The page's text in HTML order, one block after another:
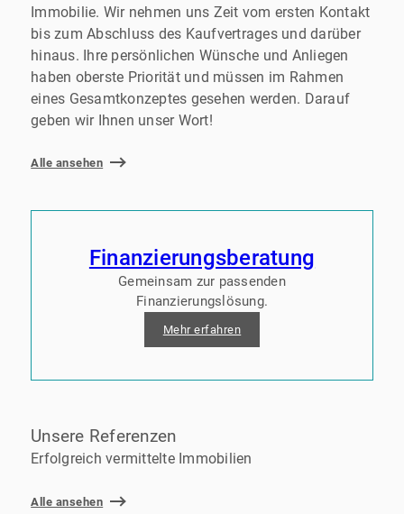
Immobilie. Wir nehmen uns Zeit vom ersten Kontakt
bis zum Abschluss des Kaufvertrages und darüber
hinaus. Ihre persönlichen Wünsche und Anliegen
haben oberste Priorität und müssen im Rahmen
eines Gesamtkonzeptes gesehen werden. Darauf
geben wir Ihnen unser Wort!
Alle ansehen
Finanzierungsberatung
Gemeinsam zur passenden
Finanzierungslösung.
Mehr erfahren
Unsere Referenzen
Erfolgreich vermittelte Immobilien
Alle ansehen